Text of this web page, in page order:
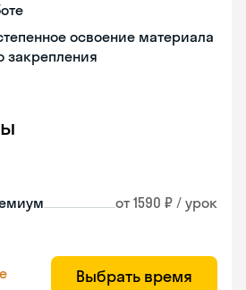
освоение материала
закрепления
от 1590 ₽ / урок
Выбрать время